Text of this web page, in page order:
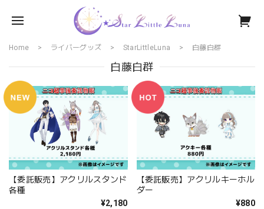
Home ライバーグッズ StarLittleLuna 白藤白群
白藤白群
【委託販売】アクリルスタンド
各種
¥2,180
【委託販売】アクリルキーホル
ダー
¥880